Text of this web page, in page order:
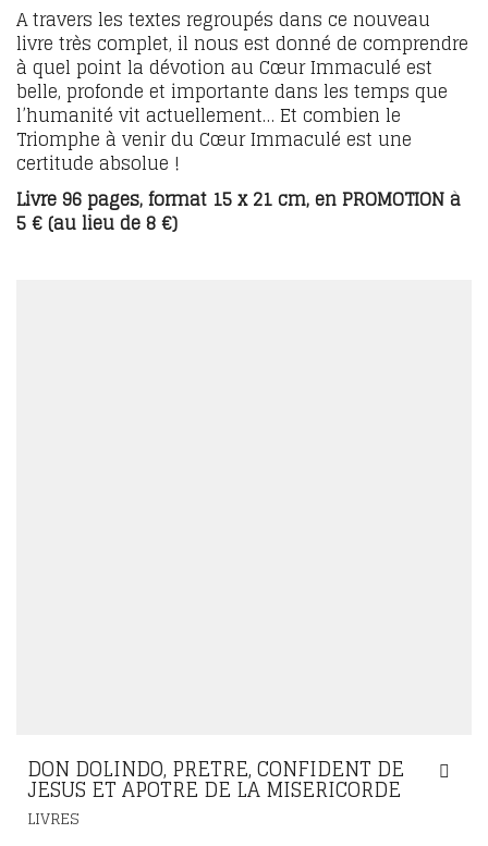
A travers les textes regroupés dans ce nouveau
livre très complet, il nous est donné de comprendre
à quel point la dévotion au Cœur Immaculé est
belle, profonde et importante dans les temps que
l’humanité vit actuellement… Et combien le
Triomphe à venir du Cœur Immaculé est une
certitude absolue !
Livre 96 pages, format 15 x 21 cm, en PROMOTION à
5 € (au lieu de 8 €)
DON DOLINDO, PRETRE, CONFIDENT DE
JESUS ET APOTRE DE LA MISERICORDE
LIVRES